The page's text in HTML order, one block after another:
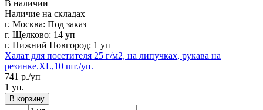
В наличии
Наличие на складах
г. Москва: Под заказ
г. Щелково: 14 уп
г. Нижний Новгород: 1 уп
Халат для посетителя 25 г/м2, на липучках, рукава на
резинке.ХL,10 шт./уп.
741 р./уп
1 уп.
В корзину